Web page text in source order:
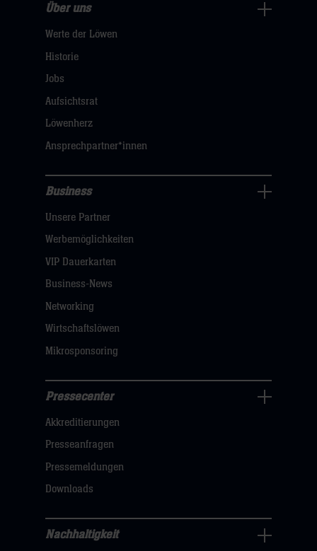
uns
Navigation
öffnen,
hier
Über uns
Werte der Löwen
Historie
Jobs
Aufsichtsrat
Löwenherz
Ansprechpartner*innen
Navigation
öffnen,
dann
klicken
Business
Unsere Partner
Werbemöglichkeiten
VIP Dauerkarten
Business-News
Networking
Wirtschaftslöwen
Mikrosponsoring
Navigation
öffnen,
dann
klicken
hier
Pressecenter
Akkreditierungen
Presseanfragen
Pressemeldungen
Downloads
Nachhaltigkeit
Nachhaltigkeit